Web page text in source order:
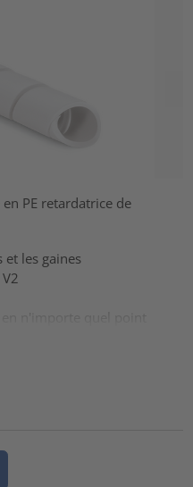
en PE retardatrice de
et les gaines